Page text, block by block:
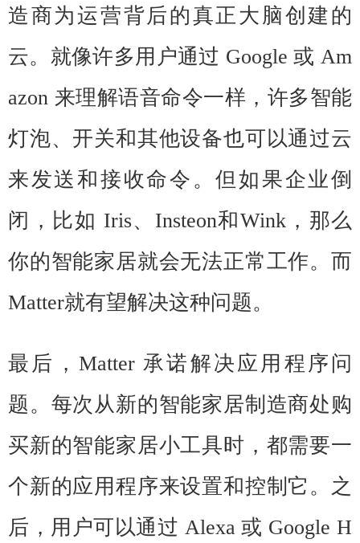
造商为运营背后的真正大脑创建的
云。就像许多用户通过 Google 或 Am
azon 来理解语音命令一样，许多智能
灯泡、开关和其他设备也可以通过云
来发送和接收命令。但如果企业倒
闭，比如 Iris、Insteon和Wink，那么
你的智能家居就会无法正常工作。而
Matter就有望解决这种问题。
最后，Matter 承诺解决应用程序问
题。每次从新的智能家居制造商处购
买新的智能家居小工具时，都需要一
个新的应用程序来设置和控制它。之
后，用户可以通过 Alexa 或 Google H